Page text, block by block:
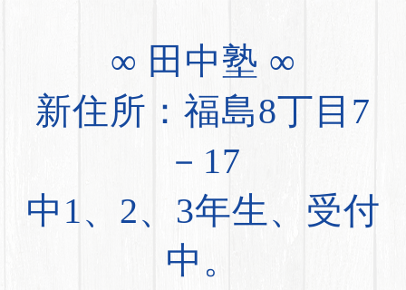
∞ 田中塾 ∞
新住所：福島8丁目7
－17
中1、2、3年生、受付
中。